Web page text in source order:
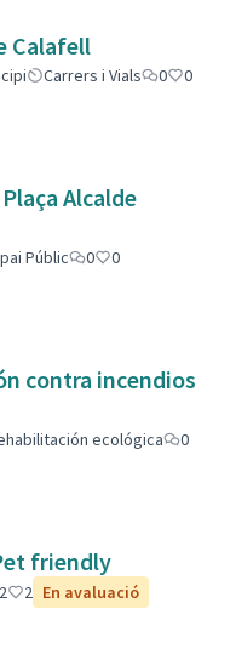
Calafell
Carrers i Vials 0
0
Alcalde
Públic 0
0
contra incendios
ecológica
0
Pet friendly
2 2 En avaluació